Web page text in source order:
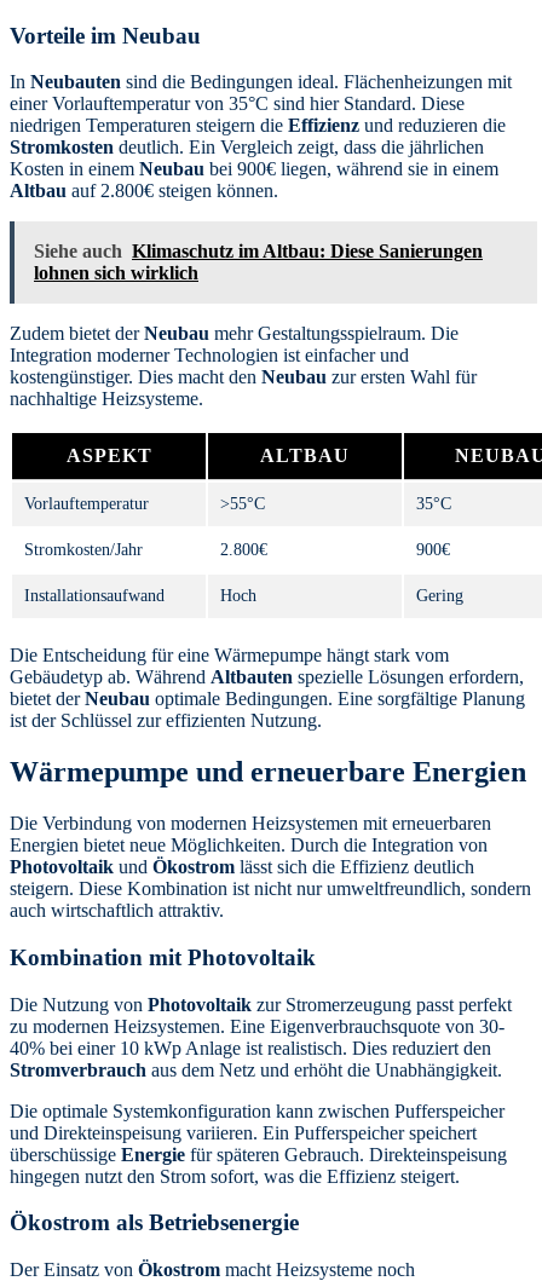
Vorteile im Neubau
In Neubauten sind die Bedingungen ideal. Flächenheizungen mit
einer Vorlauftemperatur von 35°C sind hier Standard. Diese
niedrigen Temperaturen steigern die Effizienz und reduzieren die
Stromkosten deutlich. Ein Vergleich zeigt, dass die jährlichen
Kosten in einem Neubau bei 900€ liegen, während sie in einem
Altbau auf 2.800€ steigen können.
Siehe auch Klimaschutz im Altbau: Diese Sanierungen
lohnen sich wirklich
Zudem bietet derNeubau mehr Gestaltungsspielraum. Die
Integration moderner Technologien ist einfacher und
kostengünstiger. Dies macht den Neubau zur ersten Wahl für
nachhaltige Heizsysteme.
ASPEKT ALTBAU
Vorlauftemperatur >55°C 35°C
Stromkosten/Jahr 2.800€ 900€
Installationsaufwand Hoch Gering
Die Entscheidung für eine Wärmepumpe hängt stark vom
Gebäudetyp ab. Während Altbauten spezielle Lösungen erfordern,
bietet derNeubau optimale Bedingungen. Eine sorgfältige Planung
ist der Schlüssel zur effizienten Nutzung.
Wärmepumpe und erneuerbare Energien
Die Verbindung von modernen Heizsystemen mit erneuerbaren
Energien bietet neue Möglichkeiten. Durch die Integration von
Photovoltaik und Ökostrom lässt sich die Effizienz deutlich
steigern. Diese Kombination ist nicht nur umweltfreundlich, sondern
auch wirtschaftlich attraktiv.
Kombination mit Photovoltaik
Die Nutzung von Photovoltaik zur Stromerzeugung passt perfekt
zu modernen Heizsystemen. Eine Eigenverbrauchsquote von 30-
40% bei einer 10 kWp Anlage ist realistisch. Dies reduziert den
Stromverbrauch aus dem Netz und erhöht die Unabhängigkeit.
Die optimale Systemkonfiguration kann zwischen Pufferspeicher
und Direkteinspeisung variieren. Ein Pufferspeicher speichert
überschüssige Energie für späteren Gebrauch. Direkteinspeisung
hingegen nutzt den Strom sofort, was die Effizienz steigert.
Ökostrom als Betriebsenergie
Der Einsatz von Ökostrom macht Heizsysteme noch